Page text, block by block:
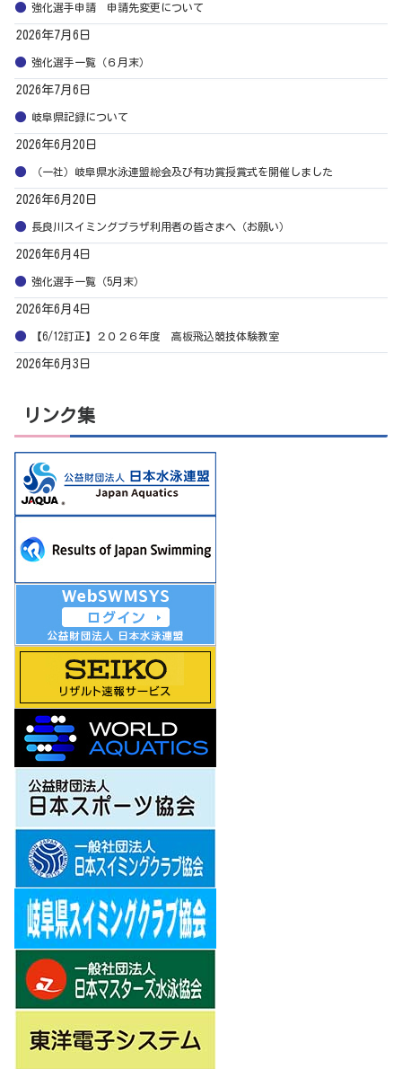
強化選手申請 申請先変更について
2026年7月6日
強化選手一覧（６月末）
2026年7月6日
岐阜県記録について
2026年6月20日
（一社）岐阜県水泳連盟総会及び有功賞授賞式を開催しました
2026年6月20日
長良川スイミングプラザ利用者の皆さまへ（お願い）
2026年6月4日
強化選手一覧（5月末）
2026年6月4日
【6/12訂正】２０２６年度 高板飛込競技体験教室
2026年6月3日
リンク集